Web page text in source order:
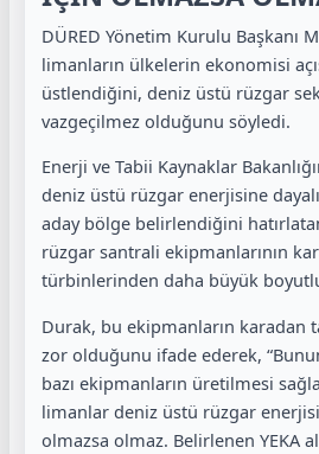
DÜRED Yönetim Kurulu Başkanı
limanların ülkelerin ekonomisi
üstlendiğini, deniz üstü rüzgar
vazgeçilmez olduğunu söyledi.
Enerji ve Tabii Kaynaklar
deniz üstü rüzgar enerjisine
aday bölge belirlendiğini
rüzgar santrali ekipmanlarının
türbinlerinden daha büyük
Durak, bu ekipmanların karadan
zor olduğunu ifade ederek,
bazı ekipmanların üretilmesi
limanlar deniz üstü rüzgar
olmazsa olmaz. Belirlenen YEKA